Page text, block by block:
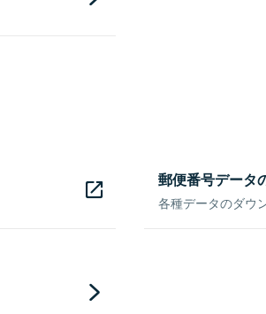
郵便番号データ
各種データのダウ